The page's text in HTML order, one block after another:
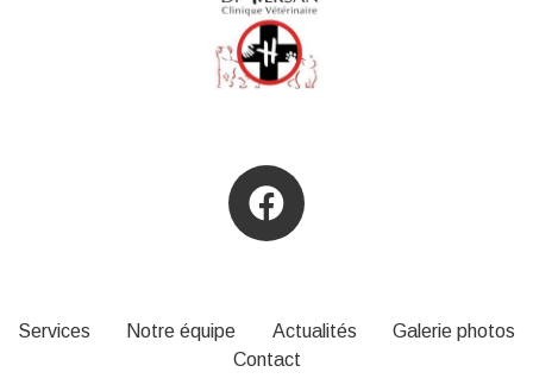
Services Notre équipe Actualités
Galerie photos
Contact